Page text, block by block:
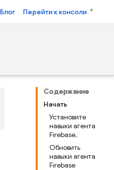
Блог Перейти к консоли
Содержание
Начать
Установите
навыки агента
Firebase.
Обновить
навыки агента
Firebase